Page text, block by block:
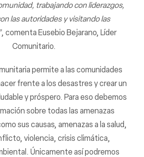
trabajando con liderazgos,
las autoridades y visitando las
, comenta Eusebio Bejarano, Líder
Comunitario.
permite a las comunidades
frente a los desastres y crear un
y próspero. Para eso debemos
sobre todas las amenazas
sus causas, amenazas a la salud,
violencia, crisis climática,
Únicamente así podremos